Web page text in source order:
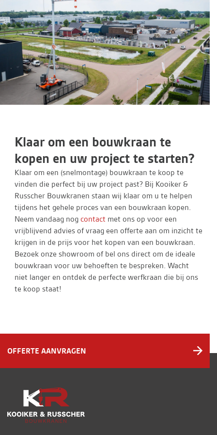
Klaar om een bouwkraan te
kopen en uw project te starten?
Klaar om een (snelmontage) bouwkraan te koop te
vinden die perfect bij uw project past? Bij Kooiker &
Russcher Bouwkranen staan wij klaar om u te helpen
tijdens het gehele proces van een bouwkraan kopen.
Neem vandaag nog contact met ons op voor een
vrijblijvend advies of vraag een offerte aan om inzicht te
krijgen in de prijs voor het kopen van een bouwkraan.
Bezoek onze showroom of bel ons direct om de ideale
bouwkraan voor uw behoeften te bespreken. Wacht
niet langer en ontdek de perfecte werfkraan die bij ons
te koop staat!
OFFERTE AANVRAGEN